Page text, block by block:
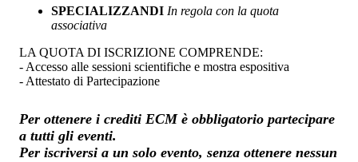
SPECIALIZZANDI In regola con la quota
associativa
LA QUOTA DI ISCRIZIONE COMPRENDE:
- Accesso alle sessioni scientifiche e mostra espositiva
- Attestato di Partecipazione
Per ottenere i crediti ECM è obbligatorio partecipare
a tutti gli eventi.
Per iscriversi a un solo evento, senza ottenere nessun